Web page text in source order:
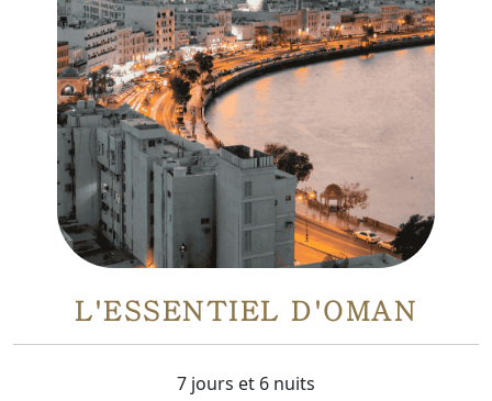
L'ESSENTIEL D'OMAN
7 jours et 6 nuits